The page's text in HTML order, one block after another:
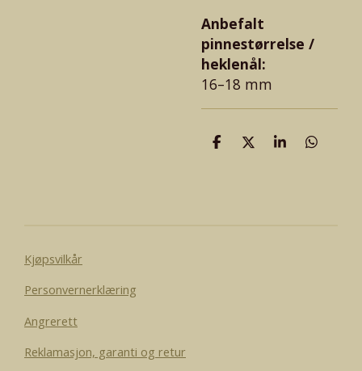
Anbefalt
pinnestørrelse /
heklenål:
16–18 mm
D
D
D
D
Kjøpsvilkår
Personvernerklæring
Angrerett
Reklamasjon, garanti og retur